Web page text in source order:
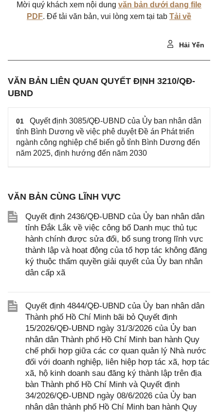
Mời quý khách xem nội dung văn bản dưới dạng file
PDF. Để tải văn bản, vui lòng xem tại tab Tải về
Hải Yến
VĂN BẢN LIÊN QUAN QUYẾT ĐỊNH 3210/QĐ-
UBND
01
Quyết định 3085/QĐ-UBND của Ủy ban nhân dân
tỉnh Bình Dương về việc phê duyệt Đề án Phát triển
ngành công nghiệp chế biến gỗ tỉnh Bình Dương đến
năm 2025, định hướng đến năm 2030
VĂN BẢN CÙNG LĨNH VỰC
Quyết định 2436/QĐ-UBND của Ủy ban nhân dân
tỉnh Đắk Lắk về việc công bố Danh mục thủ tục
hành chính được sửa đổi, bổ sung trong lĩnh vực
thành lập và hoạt động của tổ hợp tác không đăng
ký thuộc thẩm quyền giải quyết của Ủy ban nhân
dân cấp xã
Quyết định 4844/QĐ-UBND của Ủy ban nhân dân
Thành phố Hồ Chí Minh bãi bỏ Quyết định
15/2026/QĐ-UBND ngày 31/3/2026 của Ủy ban
nhân dân Thành phố Hồ Chí Minh ban hành Quy
chế phối hợp giữa các cơ quan quản lý Nhà nước
đối với doanh nghiệp, liên hiệp hợp tác xã, hợp tác
xã, hộ kinh doanh sau đăng ký thành lập trên địa
bàn Thành phố Hồ Chí Minh và Quyết định
34/2026/QĐ-UBND ngày 08/6/2026 của Ủy ban
nhân dân thành phố Hồ Chí Minh ban hành Quy